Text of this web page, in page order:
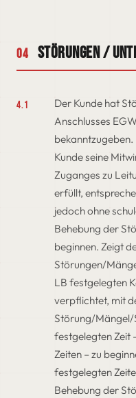
04 Störungen /
4.1
Der Kunde hat
Anschlusses
Kunde seine
Zuganges zu
erfüllt,
jedoch ohne
Behebung der
beginnen. Zeigt
Störungen/
LB festgelegten
verpflichtet, mit
Störung/Mängel/
festgelegten Zeit
Zeiten – zu
festgelegten
Behebung der